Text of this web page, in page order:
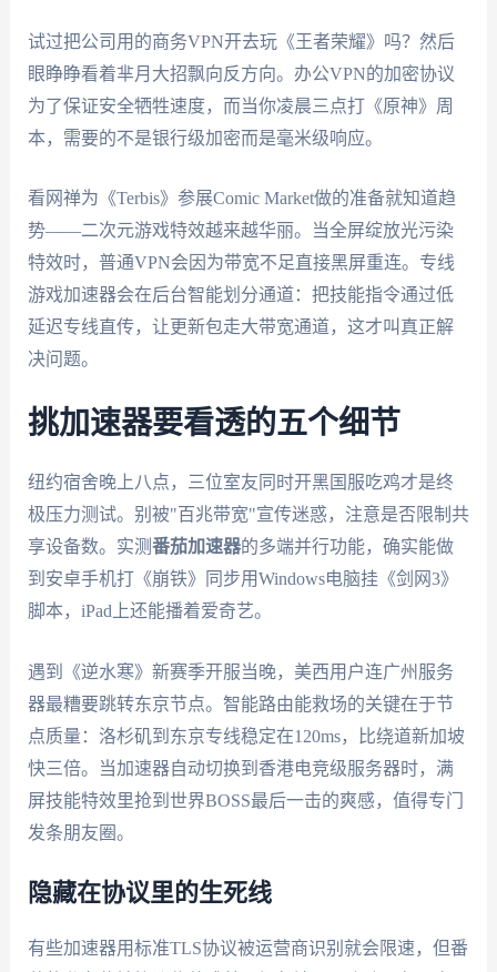
试过把公司用的商务VPN开去玩《王者荣耀》吗？然后
眼睁睁看着芈月大招飘向反方向。办公VPN的加密协议
为了保证安全牺牲速度，而当你凌晨三点打《原神》周
本，需要的不是银行级加密而是毫米级响应。
看网禅为《Terbis》参展Comic Market做的准备就知道趋
势——二次元游戏特效越来越华丽。当全屏绽放光污染
特效时，普通VPN会因为带宽不足直接黑屏重连。专线
游戏加速器会在后台智能划分通道：把技能指令通过低
延迟专线直传，让更新包走大带宽通道，这才叫真正解
决问题。
挑加速器要看透的五个细节
纽约宿舍晚上八点，三位室友同时开黑国服吃鸡才是终
极压力测试。别被"百兆带宽"宣传迷惑，注意是否限制共
享设备数。实测番茄加速器的多端并行功能，确实能做
到安卓手机打《崩铁》同步用Windows电脑挂《剑网3》
脚本，iPad上还能播着爱奇艺。
遇到《逆水寒》新赛季开服当晚，美西用户连广州服务
器最糟要跳转东京节点。智能路由能救场的关键在于节
点质量：洛杉矶到东京专线稳定在120ms，比绕道新加坡
快三倍。当加速器自动切换到香港电竞级服务器时，满
屏技能特效里抢到世界BOSS最后一击的爽感，值得专门
发条朋友圈。
隐藏在协议里的生死线
有些加速器用标准TLS协议被运营商识别就会限速，但番